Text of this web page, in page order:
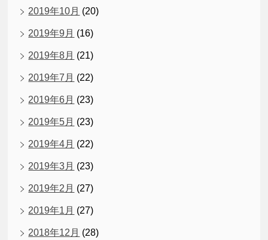
2019年10月 (20)
2019年9月 (16)
2019年8月 (21)
2019年7月 (22)
2019年6月 (23)
2019年5月 (23)
2019年4月 (22)
2019年3月 (23)
2019年2月 (27)
2019年1月 (27)
2018年12月 (28)